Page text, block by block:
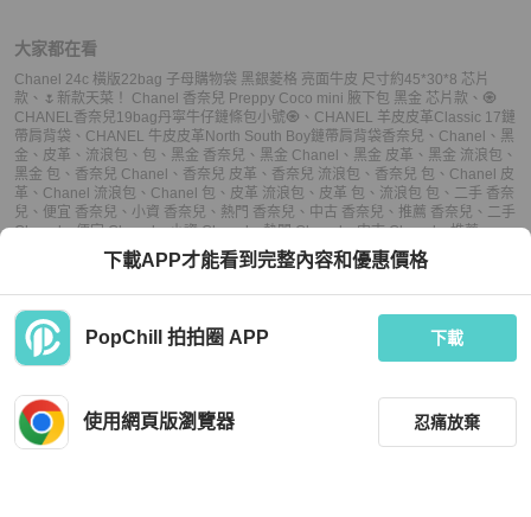
大家都在看
Chanel 24c 橫版22bag 子母購物袋 黑銀菱格 亮面牛皮 尺寸約45*30*8 芯片
款 、 🌷新款天菜！ Chanel 香奈兒 Preppy Coco mini 腋下包 黑金 芯片款 、 🧿
CHANEL香奈兒19bag丹寜牛仔鏈條包小號🧿 、 CHANEL 羊皮皮革Classic 17鏈
帶肩背袋 、 CHANEL 牛皮皮革North South Boy鏈帶肩背袋香奈兒 、 Chanel 、 黑
金 、 皮革 、 流浪包 、 包 、 黑金 香奈兒 、 黑金 Chanel 、 黑金 皮革 、 黑金 流浪包 、
黑金 包 、 香奈兒 Chanel 、 香奈兒 皮革 、 香奈兒 流浪包 、 香奈兒 包 、 Chanel 皮
革 、 Chanel 流浪包 、 Chanel 包 、 皮革 流浪包 、 皮革 包 、 流浪包 包 、 二手 香奈
兒 、 便宜 香奈兒 、 小資 香奈兒 、 熱門 香奈兒 、 中古 香奈兒 、 推薦 香奈兒 、 二手
Chanel、便宜 Chanel、小資 Chanel、熱門 Chanel、中古 Chanel、推薦
二手 流浪包 、便宜 流浪包、小資 流浪包、熱門 流浪包、
推薦 流浪包 、二手 包 、便宜 包、小資 包、熱門 包、中古 包、
下載APP才能看到完整內容和優惠價格
PopChill 拍拍圈 APP 下載
使用網頁版瀏覽器 忍痛放棄